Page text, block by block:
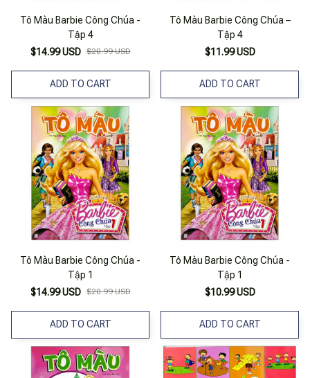
Tô Màu Barbie Công Chúa -
Tập 4
$14.99 USD $20.99 USD
ADD TO CART
Tô Màu Barbie Công Chúa –
Tập 4
$11.99 USD
ADD TO CART
Tô Màu Barbie Công Chúa -
Tập 1
$14.99 USD $20.99 USD
ADD TO CART
Tô Màu Barbie Công Chúa -
Tập 1
$10.99 USD
ADD TO CART